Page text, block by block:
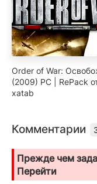
Order of War:
(2009) РС | RePack
xatab
Комментарии
Прежде чем
Перейти